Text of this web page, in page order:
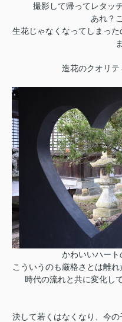
撮影して帰ってレタッ
あれ？
生花じゃなくなってしまっ
造花のクオリテ
かわいいハート
こういうのも厳格さとは離
時代の流れと共に変化し
決して若くはなくなり、今